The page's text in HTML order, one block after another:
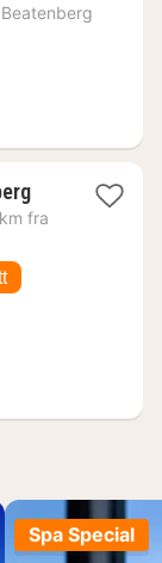
fra
1
natt
fra
Spa Special